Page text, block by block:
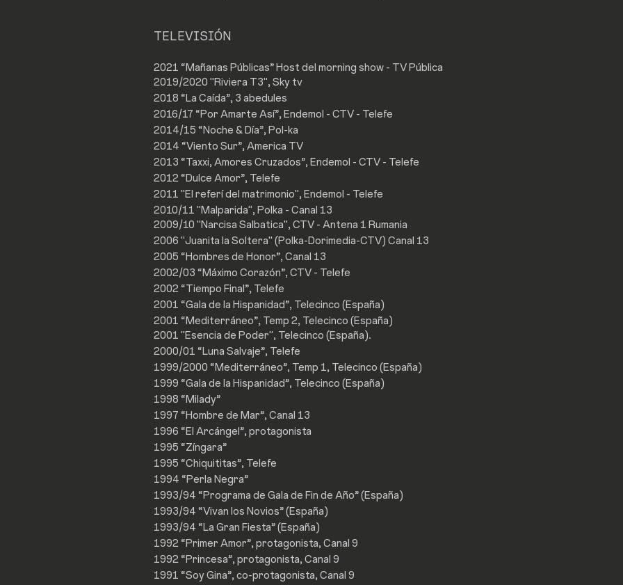
TELEVISIÓN
2021 “Mañanas Públicas” Host del morning show - TV Pública
2019/2020 "Riviera T3", Sky tv
2018 “La Caída”, 3 abedules
2016/17 “Por Amarte Así”, Endemol - CTV - Telefe
2014/15 “Noche & Día”, Pol-ka
2014 “Viento Sur”, America TV
2013 “Taxxi, Amores Cruzados”, Endemol - CTV - Telefe
2012 “Dulce Amor”, Telefe
2011 "El referí del matrimonio", Endemol - Telefe
2010/11 "Malparida", Polka - Canal 13
2009/10 "Narcisa Salbatica", CTV - Antena 1 Rumania
2006 "Juanita la Soltera" (Polka-Dorimedia-CTV) Canal 13
2005 “Hombres de Honor”, Canal 13
2002/03 “Máximo Corazón”, CTV - Telefe
2002 “Tiempo Final”, Telefe
2001 “Gala de la Hispanidad”, Telecinco (España)
2001 “Mediterráneo”, Temp 2, Telecinco (España)
2001 "Esencia de Poder", Telecinco (España).
2000/01 “Luna Salvaje”, Telefe
1999/2000 “Mediterráneo”, Temp 1, Telecinco (España)
1999 “Gala de la Hispanidad”, Telecinco (España)
1998 “Milady”
1997 “Hombre de Mar”, Canal 13
1996 “El Arcángel”, protagonista
1995 “Zíngara”
1995 “Chiquititas”, Telefe
1994 “Perla Negra”
1993/94 “Programa de Gala de Fin de Año” (España)
1993/94 “Vivan los Novios” (España)
1993/94 “La Gran Fiesta” (España)
1992 “Primer Amor”, protagonista, Canal 9
1992 “Princesa”, protagonista, Canal 9
1991 “Soy Gina”, co-protagonista, Canal 9